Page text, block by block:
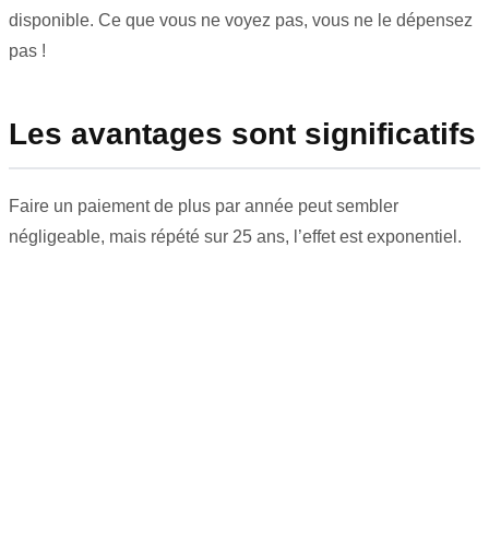
disponible. Ce que vous ne voyez pas, vous ne le dépensez
pas !
Les avantages sont significatifs
Faire un paiement de plus par année peut sembler
négligeable, mais répété sur 25 ans, l’effet est exponentiel.